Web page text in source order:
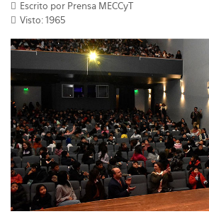
Escrito por Prensa MECCyT
Visto: 1965